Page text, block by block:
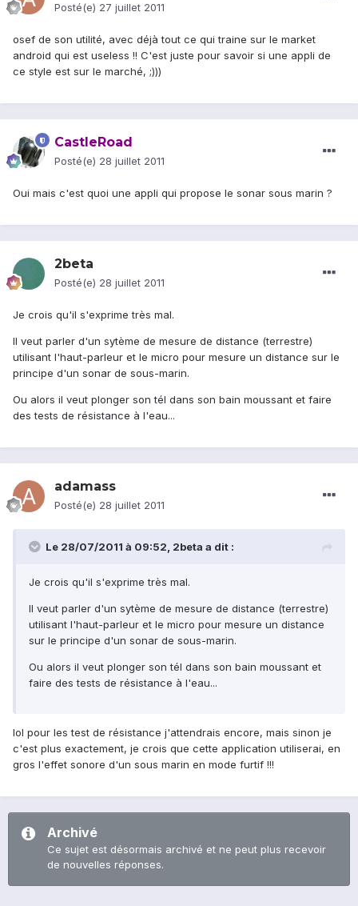
Posté(e) 27 juillet 2011
osef de son utilité, avec déjà tout ce qui traine sur le market
android qui est useless !! C'est juste pour savoir si une appli de
ce style est sur le marché, ;)))
CastleRoad
Posté(e) 28 juillet 2011
Oui mais c'est quoi une appli qui propose le sonar sous marin ?
2beta
Posté(e) 28 juillet 2011
Je crois qu'il s'exprime très mal.
Il veut parler d'un sytème de mesure de distance (terrestre)
utilisant l'haut-parleur et le micro pour mesure un distance sur le
principe d'un sonar de sous-marin.
Ou alors il veut plonger son tél dans son bain moussant et faire
des tests de résistance à l'eau...
adamass
Posté(e) 28 juillet 2011
Le 28/07/2011 à 09:52, 2beta a dit :
Je crois qu'il s'exprime très mal.
Il veut parler d'un sytème de mesure de distance (terrestre)
utilisant l'haut-parleur et le micro pour mesure un distance
sur le principe d'un sonar de sous-marin.
Ou alors il veut plonger son tél dans son bain moussant et
faire des tests de résistance à l'eau...
lol pour les test de résistance j'attendrais encore, mais sinon je
c'est plus exactement, je crois que cette application utiliserai, en
gros l'effet sonore d'un sous marin en mode furtif !!!
Archivé
Ce sujet est désormais archivé et ne peut plus recevoir
de nouvelles réponses.